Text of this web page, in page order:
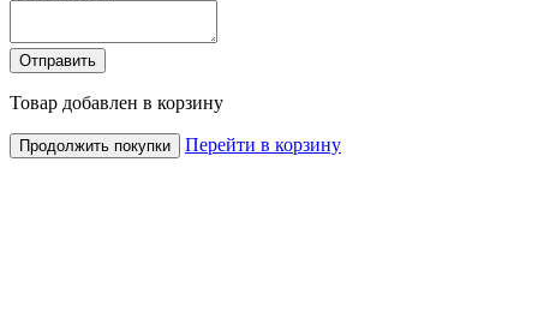
Товар добавлен в корзину
Продолжить покупки Перейти в корзину